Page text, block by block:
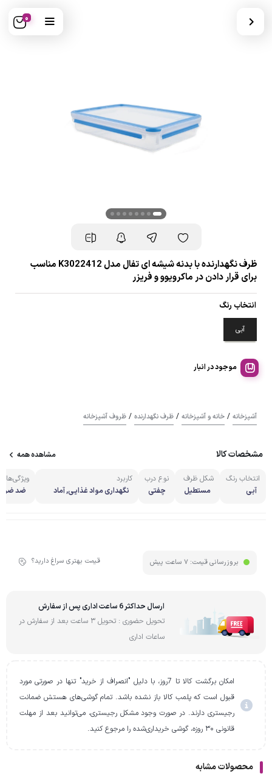
0
ظرف نگهدارنده با بدنه شیشه ای تفال مدل K3022412 مناسب
برای قرار دادن در ماکرویوو و فریزر
انتخاب رنگ
آبی
موجود در انبار
آشپزخانه / خانه و آشپزخانه / ظرف نگهدارنده / ظروف آشپزخانه
مشخصات کالا مشاهده همه
انتخاب رنگ
آبی
شکل ظرف
مستطیل
نوع درب
چفتی
کاربرد
نگهداری مواد غذایی, آماد
ضد
بروزرسانی قیمت: 7 ساعت پیش قیمت بهتری سراغ دارید؟
ارسال حداکثر 6 ساعت اداری پس از سفارش
تحویل حضوری : تحویل 3 ساعت بعد از سفارش در
ساعات اداری
امکان برگشت کالا تا 7روز، با دلیل "انصراف از خرید" تنها در صورتی مورد
قبول است که پلمب کالا باز نشده باشد. تمام گوشی‌های هستش ضمانت
رجیستری دارند. در صورت وجود مشکل رجیستری، می‌توانید بعد از مهلت
قانونی ۳۰ روزه، گوشی خریداری‌شده را مرجوع کنید.
محصولات مشابه